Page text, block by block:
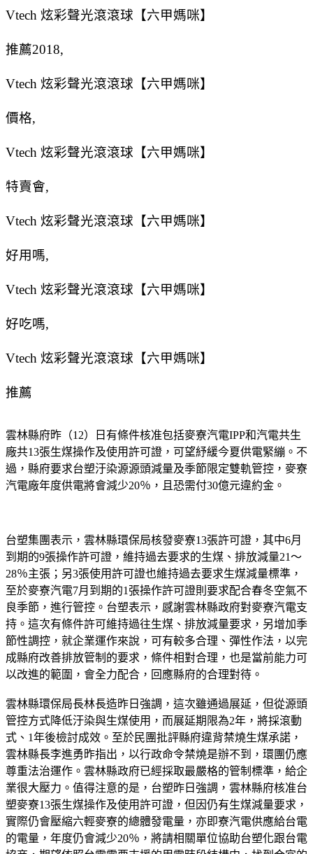
Vtech 炫彩聲光滾滾球【六甲媽咪】
推薦2018,
Vtech 炫彩聲光滾滾球【六甲媽咪】
價格,
Vtech 炫彩聲光滾滾球【六甲媽咪】
特賣會,
Vtech 炫彩聲光滾滾球【六甲媽咪】
好用嗎,
Vtech 炫彩聲光滾滾球【六甲媽咪】
好吃嗎,
Vtech 炫彩聲光滾滾球【六甲媽咪】
推薦
雲林縣府昨（12）日有條件核准包括麥寮汽電IPP和汽電共生
廠共13張生煤操作及使用許可證，可望紓緩今夏供電緊繃。不
過，縣府要求台塑汙染源源頭減量及季節限定雙軌管控，麥寮
汽電廠年度供電將會減少20％，且恐需付30億元違約金。
台塑集團表示，雲林縣環保局核發麥寮13張許可證，其中6月
到期的9張操作許可證，維持過去要求的生煤、排放減量21～
28％主張；另3張使用許可證也維持過去要求生煤減量標準，
至於麥寮汽電7月到期的1張操作許可證則要求配合春冬空氣不
良季節，進行管控。台塑表示，感謝雲林縣政府對麥寮汽電支
持。這次有條件許可維持過往生煤、排放減量要求，另增加季
節性調控，就企業運作來說，可有較多合理、彈性作法，以完
成縣府改善排放管制的要求，條件相對合理，也是當前能力可
以改進的範圍，會全力配合，回應縣府的合理對待。
雲林縣環保局長林長造昨日強調，這次雖通過展延，但從源頭
管控方式降低汙染與生煤使用，而展延期限為2年，將採滾動
式、1年後檢討成效。至於民團批評縣府違背禁燒生煤承諾，
雲林縣長李進勇昨指出，以行政命令禁燒是辦不到，環團仍應
尊重法治運作。雲林縣政府已經採取最嚴格的管制標準，給企
業很大壓力。值得注意的是，台塑昨日強調，雲林縣府核准台
塑麥寮13張生煤操作及使用許可證，但因仍有生煤減量要求，
實際仍會壓縮六輕麥寮的總體發電量，亦即寮汽電供應給台電
的電量，年度仍會減少20％，將請相關單位協助台塑化跟台電